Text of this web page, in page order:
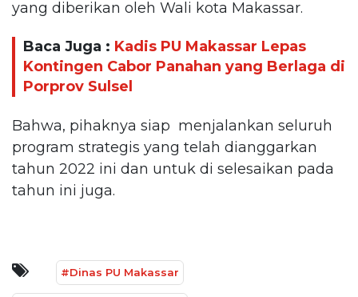
yang diberikan oleh Wali kota Makassar.
Baca Juga : Kadis PU Makassar Lepas
Kontingen Cabor Panahan yang Berlaga di
Porprov Sulsel
Bahwa, pihaknya siap menjalankan seluruh
program strategis yang telah dianggarkan
tahun 2022 ini dan untuk di selesaikan pada
tahun ini juga.
#Dinas PU Makassar